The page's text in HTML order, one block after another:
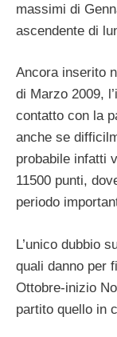
massimi di
ascendente di
Ancora inserito
di Marzo 2009,
contatto con la
anche se
probabile infatti
11500 punti,
periodo
L’unico dubbio
quali danno per
Ottobre-inizio
partito quello in